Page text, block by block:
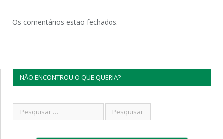
Os comentários estão fechados.
NÃO ENCONTROU O QUE QUERIA?